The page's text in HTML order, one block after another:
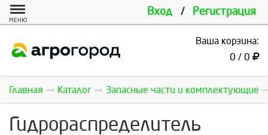
Вход / Регистрация
МЕНЮ
Ваша корзина:
0 / 0
Главная Каталог Запасные части и комплектующие
Гидрoраспределитель